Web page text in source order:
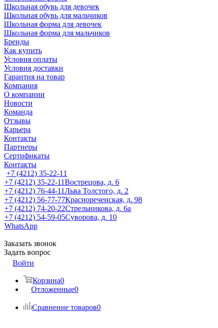
Школьная обувь для девочек
Школьная обувь для мальчиков
Школьная форма для девочек
Школьная форма для мальчиков
Бренды
Как купить
Условия оплаты
Условия доставки
Гарантия на товар
Компания
О компании
Новости
Команда
Отзывы
Карьера
Контакты
Партнеры
Сертификаты
Контакты
+7 (4212) 35-22-11
+7 (4212) 35-22-11Вострецова, д. 6
+7 (4212) 76-44-11Льва Толстого, д. 2
+7 (4212) 56-77-77Краснореченская, д. 98
+7 (4212) 74-20-22Стрельникова, д. 6а
+7 (4212) 54-59-05Суворова, д. 10
WhatsApp
Заказать звонок
Задать вопрос
Войти
Корзина0
Отложенные0
Сравнение товаров0